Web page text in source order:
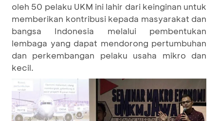
oleh 50 pelaku UKM ini lahir dari keinginan untuk
memberikan kontribusi kepada masyarakat dan
bangsa Indonesia melalui pembentukan
lembaga yang dapat mendorong pertumbuhan
dan perkembangan pelaku usaha mikro dan
kecil.